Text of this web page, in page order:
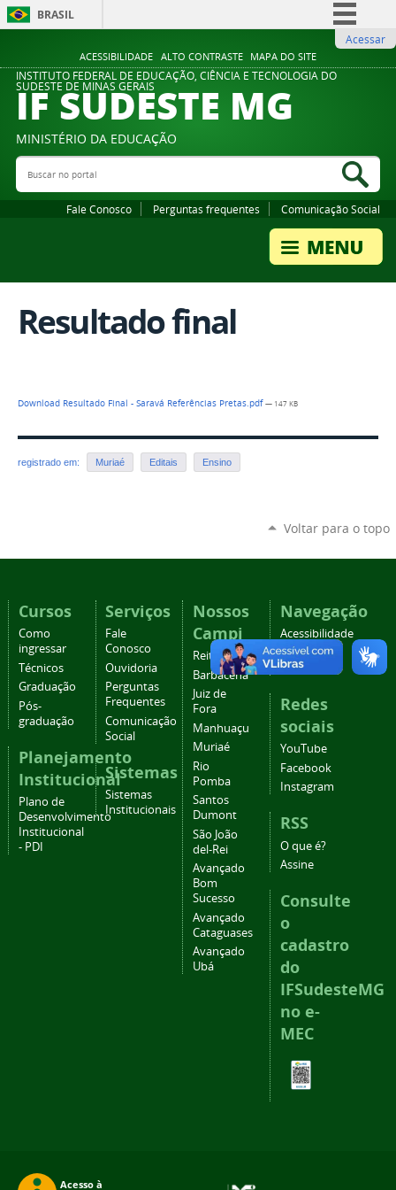
ACESSIBILIDADE ALTO CONTRASTE MAPA DO SITE
BRASIL
Comunica BR
Participe
Legislação
Acessar
INSTITUTO FEDERAL DE EDUCAÇÃO, CIÊNCIA E TECNOLOGIA DO
SUDESTE DE MINAS GERAIS
IF SUDESTE MG
MINISTÉRIO DA EDUCAÇÃO
Buscar no portal
Fale Conosco Perguntas frequentes Comunicação Social
Resultado final
Download Resultado Final - Saravá Referências Pretas.pdf— 147 KB
registrado em: Muriaé Editais Ensino
Voltar para o topo
Cursos
Como
ingressar
Técnicos
Graduação
Pós-
graduação
Planejamento
Institucional
Plano de
Desenvolvimento
Institucional
- PDI
Serviços
Fale
Conosco
Ouvidoria
Perguntas
Frequentes
Comunicação
Social
Sistemas
Sistemas
Institucionais
Nossos
Campi
Reitoria
Barbacena
Juiz de
Fora
Manhuaçu
Muriaé
Rio
Pomba
Santos
Dumont
São João
del-Rei
Avançado
Bom
Sucesso
Avançado
Cataguases
Avançado
Ubá
Navegação
Acessibilidade
Mapa do
site
Redes
sociais
YouTube
Facebook
Instagram
RSS
O que é?
Assine
Consulte
o
cadastro
do
IFSudesteMG
no e-
MEC